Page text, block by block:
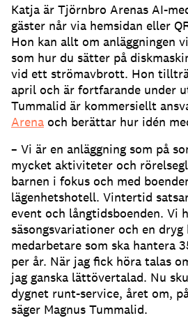
Katja är Tjörnbro Arenas AI-
gäster når via hemsidan eller
Hon kan allt om anläggningen
som hur du sätter på
vid ett strömavbrott. Hon
april och är fortfarande under
Tummalid är kommersiellt
Arena och berättar hur idén
– Vi är en anläggning som på
mycket aktiviteter och
barnen i fokus och med
lägenhetshotell. Vintertid
event och långtidsboenden. Vi
säsongsvariationer och en
medarbetare som ska hantera
per år. När jag fick höra talas
jag ganska lättövertalad. Nu
dygnet runt-service, året om,
säger Magnus Tummalid.